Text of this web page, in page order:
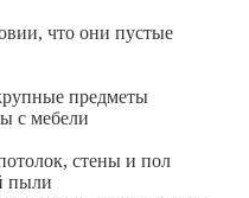
что они пустые
предметы
с мебели
стены и пол
пыли